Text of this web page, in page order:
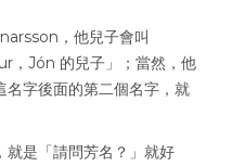
，他兒子會叫
，Jón 的兒子」；當然，他
名字後面的第二個名字，就
就是「請問芳名？」就好